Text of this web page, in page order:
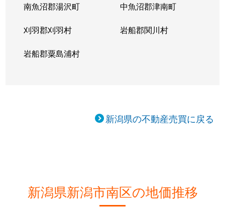
南魚沼郡湯沢町 中魚沼郡津南町
刈羽郡刈羽村 岩船郡関川村
岩船郡粟島浦村
新潟県の不動産売買に戻る
新潟県新潟市南区の地価推移